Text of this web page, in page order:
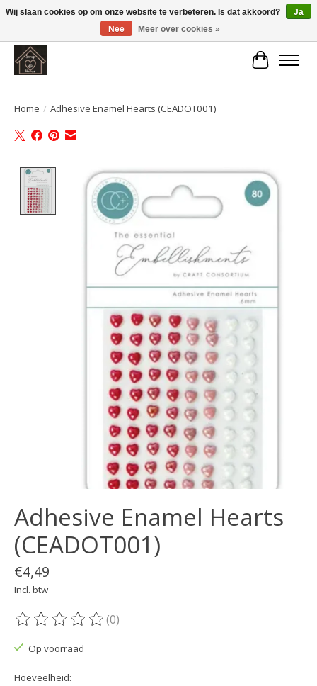
Large selection of products and fast shipping!
Home / Adhesive Enamel Hearts (CEADOT001)
Product image slideshow Items
Adhesive Enamel Hearts
(CEADOT001)
€4,49
Incl. btw
De beoordeling van dit product is
(0)
Op voorraad
Hoeveelheid:
Wij slaan cookies op om onze website te verbeteren. Is dat akkoord?
Ja
Nee
Meer over cookies »